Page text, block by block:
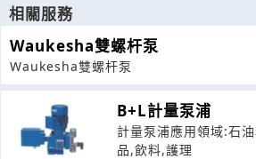
相關服務
Waukesha雙螺杆泵
Waukesha雙螺杆泵
B+L計量泵浦
計量泵浦應用領域:石
品,飲料,護理